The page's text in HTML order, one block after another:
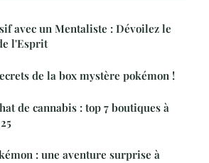
avec un Mentaliste : Dévoilez le
l'Esprit
de la box mystère pokémon !
de cannabis : top 7 boutiques à
: une aventure surprise à